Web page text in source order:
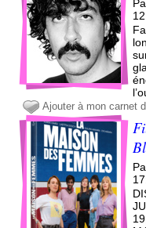
Ajouter à mon carnet